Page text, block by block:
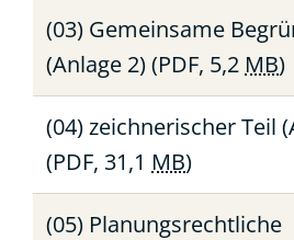
(03) Gemeinsame
(Anlage 2) (PDF, 5,2 MB)
(04) zeichnerischer Teil
(PDF, 31,1 MB)
(05) Planungsrechtliche